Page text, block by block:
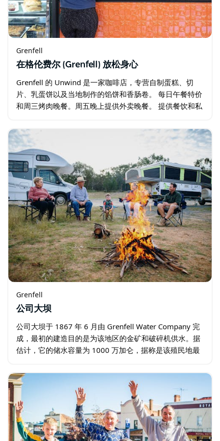
Grenfell
在格伦费尔 (Grenfell) 放松身心
Grenfell 的 Unwind 是一家咖啡店，专营自制蛋糕、切
片、乳蛋饼以及当地制作的馅饼和香肠卷。 每日午餐特价
和周三烤肉晚餐。周五晚上提供外卖晚餐。 提供餐饮和私
Grenfell
公司大坝
公司大坝于 1867 年 6 月由 Grenfell Water Company 完
成，最初的建造目的是为该地区的金矿和破碎机供水。据
估计，它的储水容量为 1000 万加仑，据称是该殖民地最
修。…